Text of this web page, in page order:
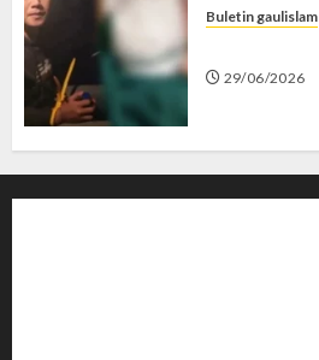
Buletin gaulislam
29/06/2026